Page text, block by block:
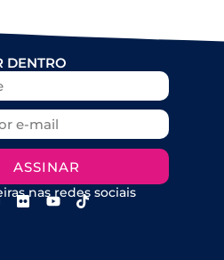
DENTRO
ASSINAR
nas redes sociais